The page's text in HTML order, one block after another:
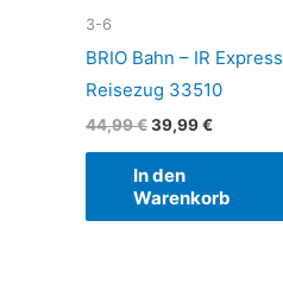
3-6
BRIO Bahn – IR Express
Reisezug 33510
44,99€39,99€
In den
Warenkorb